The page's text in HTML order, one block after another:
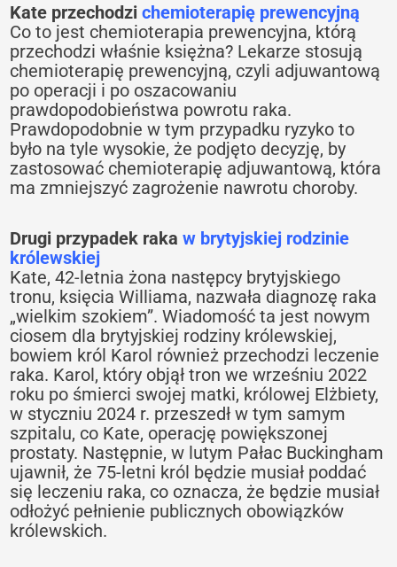
Kate przechodzichemioterapię prewencyjną
Co to jest chemioterapia prewencyjna, którą
przechodzi właśnie księżna? Lekarze stosują
chemioterapię prewencyjną, czyli adjuwantową
po operacji i po oszacowaniu
prawdopodobieństwa powrotu raka.
Prawdopodobnie w tym przypadku ryzyko to
było na tyle wysokie, że podjęto decyzję, by
zastosować chemioterapię adjuwantową, która
ma zmniejszyć zagrożenie nawrotu choroby.
Drugi przypadek rakaw brytyjskiej rodzinie
królewskiej
Kate, 42-letnia żona następcy brytyjskiego
tronu, księcia Williama, nazwała diagnozę raka
„wielkim szokiem”. Wiadomość ta jest nowym
ciosem dla brytyjskiej rodziny królewskiej,
bowiem król Karol również przechodzi leczenie
raka. Karol, który objął tron we wrześniu 2022
roku po śmierci swojej matki, królowej Elżbiety,
w styczniu 2024 r. przeszedł w tym samym
szpitalu, co Kate, operację powiększonej
prostaty. Następnie, w lutym Pałac Buckingham
ujawnił, że 75-letni król będzie musiał poddać
się leczeniu raka, co oznacza, że będzie musiał
odłożyć pełnienie publicznych obowiązków
królewskich.